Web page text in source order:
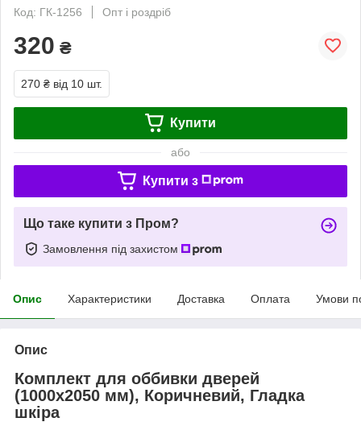
Код: ГК-1256
Опт і роздріб
320 ₴
270 ₴ від 10 шт.
Купити
або
Купити з
Що таке купити з Пром?
Замовлення під захистом
Опис Характеристики Доставка Оплата Умови
Опис
Комплект для оббивки дверей
(1000х2050 мм), Коричневий, Гладка
шкіра